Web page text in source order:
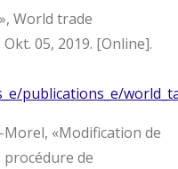
World trade
05, 2019. [Online].
publications_e/
Morel, «Modification de
procédure de